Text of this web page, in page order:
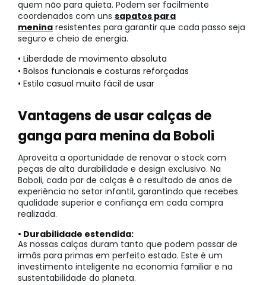
quem não para quieta. Podem ser facilmente
coordenados com uns sapatos para
menina resistentes para garantir que cada passo seja
seguro e cheio de energia.
• Liberdade de movimento absoluta
• Bolsos funcionais e costuras reforçadas
• Estilo casual muito fácil de usar
Vantagens de usar calças de
ganga para menina da Boboli
Aproveita a oportunidade de renovar o stock com
peças de alta durabilidade e design exclusivo. Na
Boboli, cada par de calças é o resultado de anos de
experiência no setor infantil, garantindo que recebes
qualidade superior e confiança em cada compra
realizada.
• Durabilidade estendida:
As nossas calças duram tanto que podem passar de
irmãs para primas em perfeito estado. Este é um
investimento inteligente na economia familiar e na
sustentabilidade do planeta.